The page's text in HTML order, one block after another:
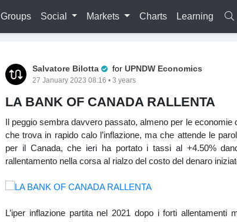
Groups Social Markets Charts Learning
Salvatore Bilotta Pro Trader
for UPNDW Economics
27 January 2023 08:16 • 3 years
LA BANK OF CANADA RALLENTA
Il peggio sembra davvero passato, almeno per le economie
che trova in rapido calo l’inflazione, ma che attende le
per il Canada, che ieri ha portato i tassi al +4.50%
rallentamento nella corsa al rialzo del costo del denaro
L’iper inflazione partita nel 2021 dopo i forti allentamenti